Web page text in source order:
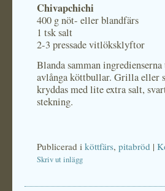
Chivapchichi
400 g nöt- eller blandfärs
1 tsk salt
2-3 pressade vitlöksklyftor
Blanda samman
avlånga köttbullar. Grilla eller
kryddas med lite extra salt,
stekning.
Publicerad i köttfärs, pitabröd |
Skriv ut inlägg